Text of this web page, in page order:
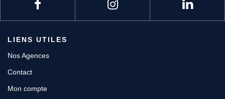
LIENS UTILES
Nos Agences
Contact
Mon compte